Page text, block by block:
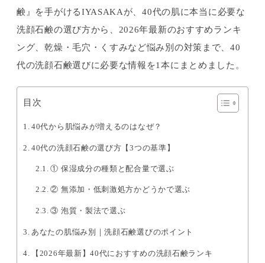
鹸』を手がけるIYASAKAが、40代の肌に本当に必要な
洗顔石鹸の選び方から、2026年最新のおすすめランキ
ング、乾燥・毛穴・くすみなど悩み別の対策まで、40
代の洗顔石鹸選びに必要な情報を1本にまとめました。
目次
40代から肌悩みが増えるのはなぜ？
40代の洗顔石鹸の選び方【3つの基準】
① 保湿成分の種類と配合量で選ぶ
② 無添加・低刺激処方かどうかで選ぶ
③ 泡質・製法で選ぶ
あなたの肌悩み別｜洗顔石鹸選びのポイント
【2026年最新】40代におすすめの洗顔石鹸ランキ